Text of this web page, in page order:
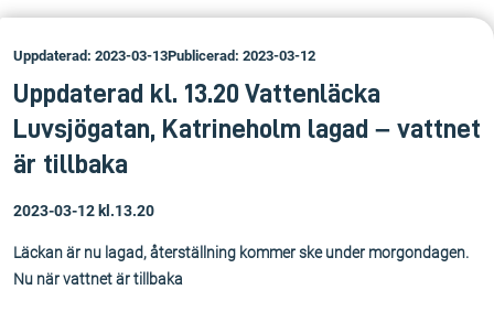
Uppdaterad: 2023-03-13Publicerad: 2023-03-12
Uppdaterad kl. 13.20 Vattenläcka
Luvsjögatan, Katrineholm lagad – vattnet
är tillbaka
2023-03-12 kl.13.20
Läckan är nu lagad, återställning kommer ske under morgondagen.
Nu när vattnet är tillbaka